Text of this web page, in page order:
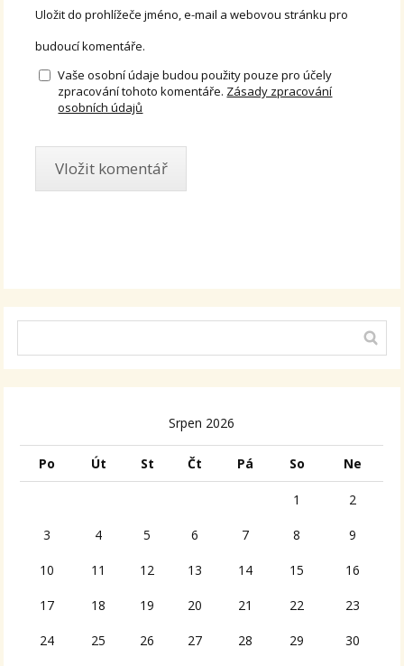
Uložit do prohlížeče jméno, e-mail a webovou stránku pro
budoucí komentáře.
Vaše osobní údaje budou použity pouze pro účely
zpracování tohoto komentáře. Zásady zpracování
osobních údajů
Srpen 2026
Po Út St Čt Pá So Ne
1 2
3 4 5 6 7 8 9
10 11 12 13 14 15 16
17 18 19 20 21 22 23
24 25 26 27 28 29 30